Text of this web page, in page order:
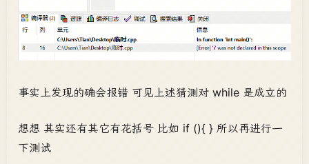
事实上发现的确会报错 可见上述猜测对 while 是成立的
想想 其实还有其它有花括号 比如 if (){ } 所以再进行一
下测试